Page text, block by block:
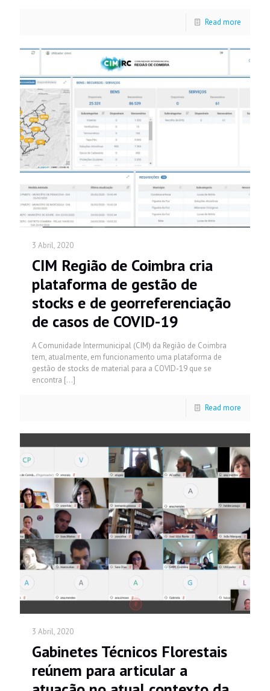
Read more
3 Abril, 2020
CIM Região de Coimbra cria
plataforma de gestão de
stocks e de georreferenciação
de casos de COVID-19
A Comunidade Intermunicipal (CIM) da Região de Coimbra
tem, atualmente, em funcionamento uma plataforma de
gestão de stocks de material para a COVID-19 que se
encontra […]
Read more
3 Abril, 2020
Gabinetes Técnicos Florestais
reúnem para articular a